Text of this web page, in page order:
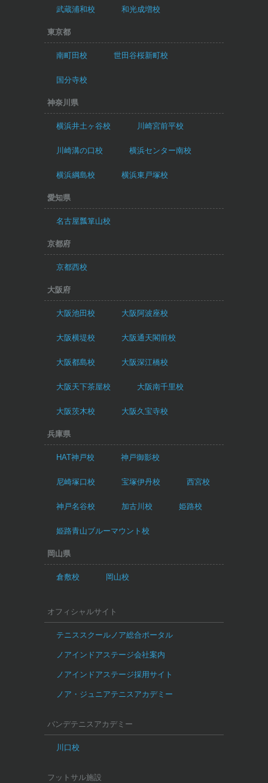
武蔵浦和校 和光成増校
東京都
南町田校 世田谷桜新町校
国分寺校
神奈川県
横浜井土ヶ谷校 川崎宮前平校
川崎溝の口校 横浜センター南校
横浜綱島校 横浜東戸塚校
愛知県
名古屋瓢箪山校
京都府
京都西校
大阪府
大阪池田校 大阪阿波座校
大阪横堤校 大阪通天閣前校
大阪都島校 大阪深江橋校
大阪天下茶屋校 大阪南千里校
大阪茨木校 大阪久宝寺校
兵庫県
HAT神戸校 神戸御影校
尼崎塚口校 宝塚伊丹校 西宮校
神戸名谷校 加古川校 姫路校
姫路青山ブルーマウント校
岡山県
倉敷校 岡山校
オフィシャルサイト
テニススクールノア総合ポータル
ノアインドアステージ会社案内
ノアインドアステージ採用サイト
ノア・ジュニアテニスアカデミー
バンデテニスアカデミー
川口校
フットサル施設